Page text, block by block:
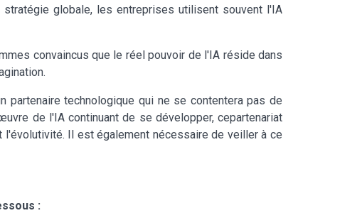
globale, les entreprises utilisent souvent l'IA
convaincus que le réel pouvoir de l'IA réside dans
technologique qui ne se contentera pas de
de l'IA continuant de se développer, cepartenariat
Il est également nécessaire de veiller à ce
: